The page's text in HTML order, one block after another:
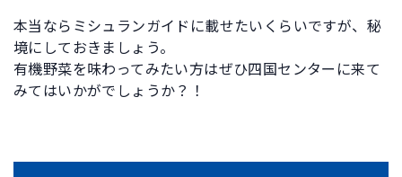
本当ならミシュランガイドに載せたいくらいですが、秘
境にしておきましょう。
有機野菜を味わってみたい方はぜひ四国センターに来て
みてはいかがでしょうか？！